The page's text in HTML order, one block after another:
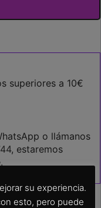
superiores a 10€
o llámanos
, estaremos
su experiencia.
esto, pero puede